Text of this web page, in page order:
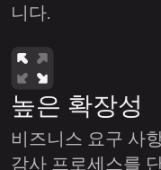
니다.
높은 확장성
비즈니스 요구 사
감사 프로세스를